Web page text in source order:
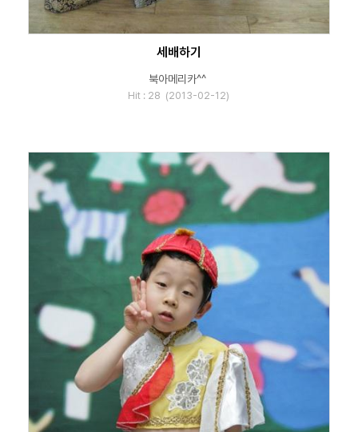
세배하기
북아메리카^^
Hit : 28 (2013-02-12)